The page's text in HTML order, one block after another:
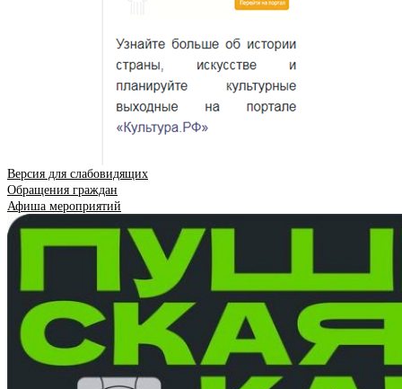
Версия для слабовидящих
Обращения граждан
Афиша мероприятий